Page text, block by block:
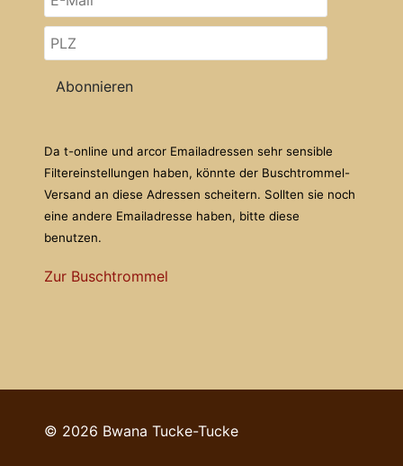
Abonnieren
Da t-online und arcor Emailadressen sehr sensible
Filtereinstellungen haben, könnte der Buschtrommel-
Versand an diese Adressen scheitern. Sollten sie noch
eine andere Emailadresse haben, bitte diese
benutzen.
Zur Buschtrommel
© 2026 Bwana Tucke-Tucke